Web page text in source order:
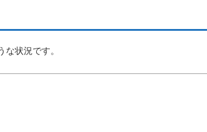
状況です。